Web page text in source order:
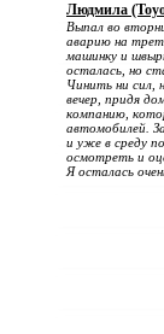
Людмила
Выпал во
аварию на
машинку и
осталась, но
Чинить ни сил,
вечер, придя
компанию,
автомобилей.
и уже в среду
осмотреть и
Я осталась